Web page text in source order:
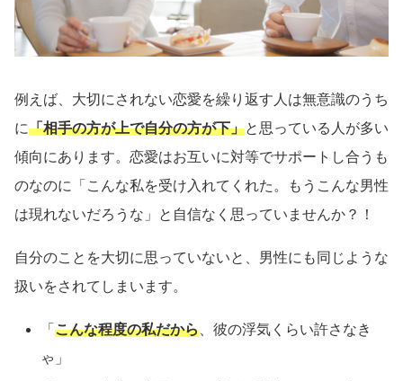
例えば、大切にされない恋愛を繰り返す人は無意識のうち
に「相手の方が上で自分の方が下」と思っている人が多い
傾向にあります。恋愛はお互いに対等でサポートし合うも
のなのに「こんな私を受け入れてくれた。もうこんな男性
は現れないだろうな」と自信なく思っていませんか？！
自分のことを大切に思っていないと、男性にも同じような
扱いをされてしまいます。
「こんな程度の私だから 、彼の浮気くらい許さなき
ゃ」